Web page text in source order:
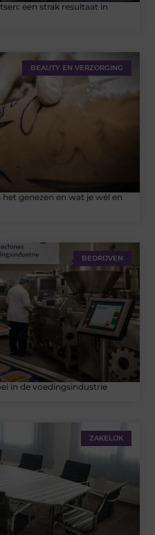
een strak resultaat in
BEAUTY EN VERZORGING
genezen en wat je wél en
BEDRIJVEN
in de voedingsindustrie
ZAKELIJK